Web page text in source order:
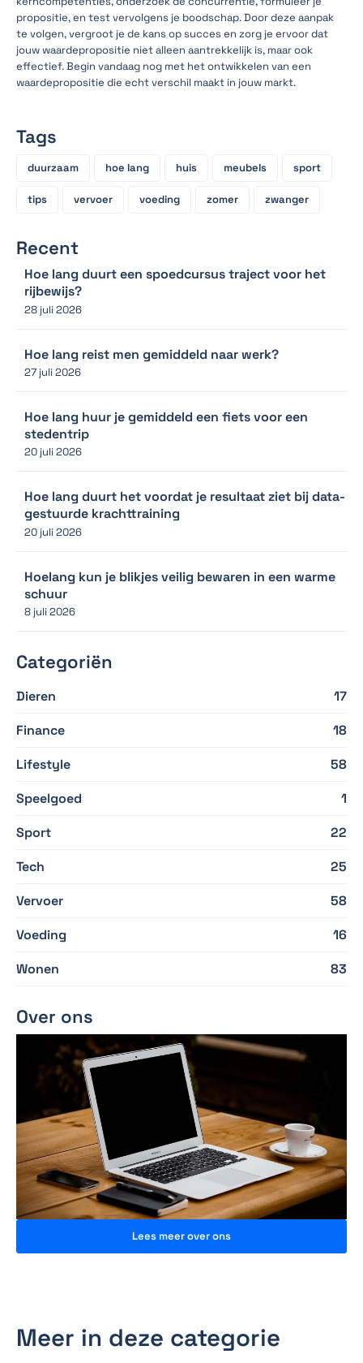
propositie, en test vervolgens je boodschap. Door deze aanpak
te volgen, vergroot je de kans op succes en zorg je ervoor dat
jouw waardepropositie niet alleen aantrekkelijk is, maar ook
effectief. Begin vandaag nog met het ontwikkelen van een
waardepropositie die echt verschil maakt in jouw markt.
Tags
duurzaam hoe lang huis meubels sport
tips vervoer voeding zomer zwanger
Recent
Hoe lang duurt een spoedcursus traject voor het
rijbewijs?
28 juli 2026
Hoe lang reist men gemiddeld naar werk?
27 juli 2026
Hoe lang huur je gemiddeld een fiets voor een
stedentrip
20 juli 2026
Hoe lang duurt het voordat je resultaat ziet bij data-
gestuurde krachttraining
20 juli 2026
Hoelang kun je blikjes veilig bewaren in een warme
schuur
8 juli 2026
Categoriën
Dieren
17
Finance
18
Lifestyle
58
Speelgoed
1
Sport
22
Tech
25
Vervoer
58
Voeding
16
Wonen
83
Over ons
Lees meer over ons
Meer in deze categorie